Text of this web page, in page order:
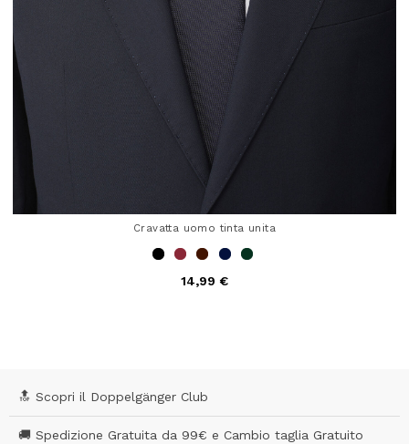
Cravatta uomo tinta unita
14,99 €
🔝 Scopri il Doppelgänger Club
🚚 Spedizione Gratuita da 99€ e Cambio taglia Gratuito